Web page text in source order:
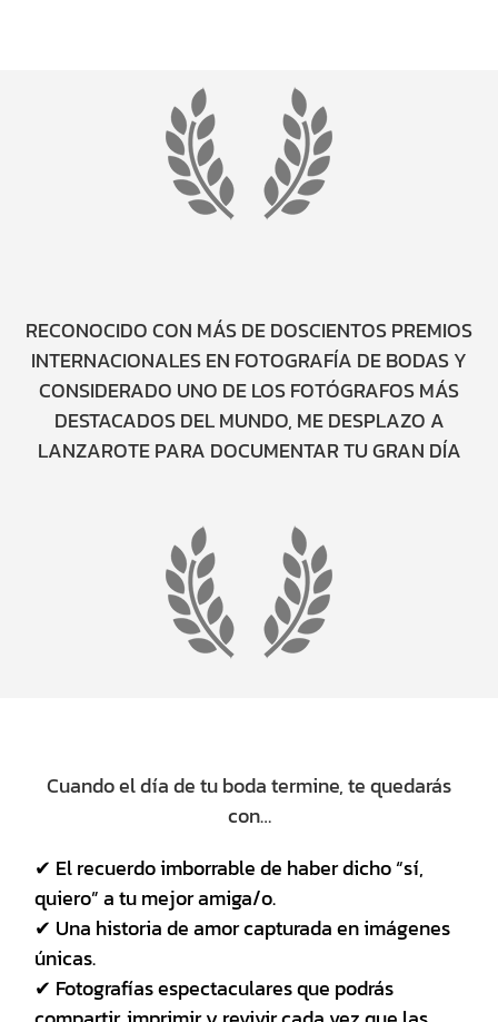
RECONOCIDO CON MÁS DE DOSCIENTOS PREMIOS
INTERNACIONALES EN FOTOGRAFÍA DE BODAS Y
CONSIDERADO UNO DE LOS FOTÓGRAFOS MÁS
DESTACADOS DEL MUNDO, ME DESPLAZO A
LANZAROTE PARA DOCUMENTAR TU GRAN DÍA
Cuando el día de tu boda termine, te quedarás
con…
✔ El recuerdo imborrable de haber dicho “sí,
quiero” a tu mejor amiga/o.
✔ Una historia de amor capturada en imágenes
únicas.
✔ Fotografías espectaculares que podrás